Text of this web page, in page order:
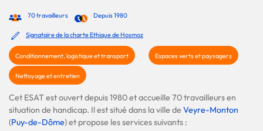
70 travailleurs Depuis 1980
Signataire de la charte Ethique de Hosmoz
Conditionnement, logistique et transport Espaces verts et paysagers
Nettoyage et entretien
Cet ESAT est ouvert depuis 1980 et accueille 70 travailleurs en
situation de handicap. Il est situé dans la ville deVeyre-Monton
(Puy-de-Dôme) et propose les services suivants :